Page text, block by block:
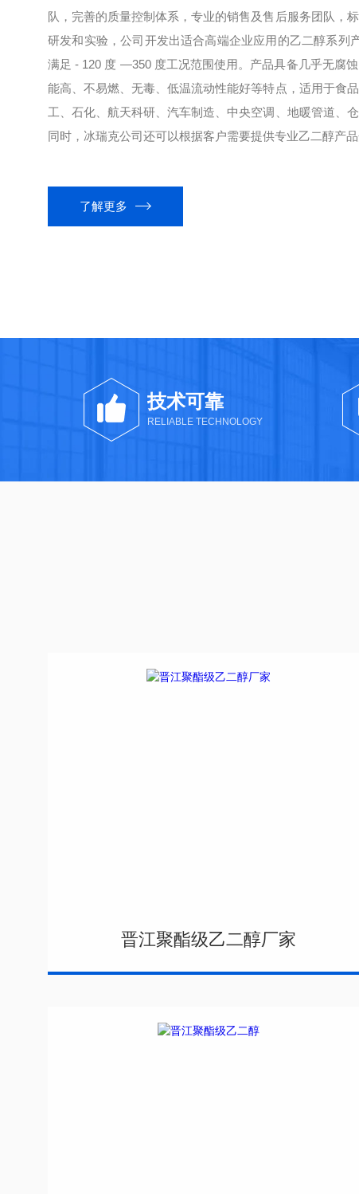
队，完善的质量控制体系，专业的销售及售后服务团队，
研发和实验，公司开发出适合高端企业应用的乙二醇系列
满足 - 120 度 —350 度工况范围使用。产品具备几乎无腐
能高、不易燃、无毒、低温流动性能好等特点，适用于食
工、石化、航天科研、汽车制造、中央空调、地暖管道、
同时，冰瑞克公司还可以根据客户需要提供专业乙二醇产
了解更多
技术可靠
RELIABLE TECHNOLOGY
晋江聚酯级乙二醇厂家